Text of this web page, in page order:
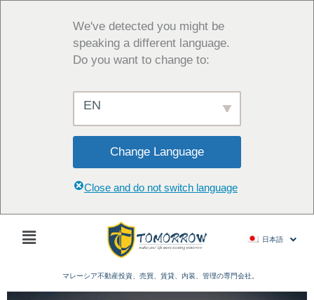
We've detected you might be
speaking a different language.
Do you want to change to:
EN
Change Language
Close and do not switch language
Main
日本語
マレーシア不動産投資、売買、賃貸、内装、管理の専門会社。